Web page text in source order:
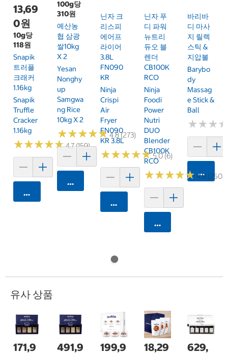
13,69
0원
10g당
118원
Snapik
트러플
크래커
1.16kg
Snapik
Truffle
Cracker
1.16kg
★★★★★
★★★★★4.7 (159)
카트에 담기
100g당
310원
예산농
협 삼광
쌀10kg
X 2
Yesan
Nonghy
Up
Samgwa
Ng Rice
10kg X 2
★★★★★
★★★★★4.8 (273)
카트에 담기
닌자 크
리스피
에어프
라이어
3.8L
FN090
KR
Ninja
Crispi
Air
Fryer
FN090
KR 3.8L
★★★★★
★★★★★5.0 (6)
카트에 담기
닌자 푸
디 파워
뉴트리
듀오 블
렌더
CB100K
RCO
Ninja
Foodi
Power
Nutri
DUO
Blender
CB100K
RCO
★★★★★
★★★★★ 4.8 (250)
카트에 담기
바리바
디 마사
지 릴렉
스틱 &
지압볼
Barybo
Dy
Massag
E Stick &
Ball
★★★
★★★
카트에
유사 상품
171,9
491,9
199,9
18,29
629,